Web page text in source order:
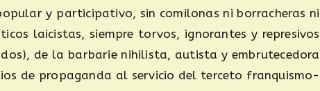
y participativo, sin comilonas ni borracheras ni
laicistas, siempre torvos, ignorantes y represivos
de la barbarie nihilista, autista y embrutecedora
de propaganda al servicio del terceto franquismo-